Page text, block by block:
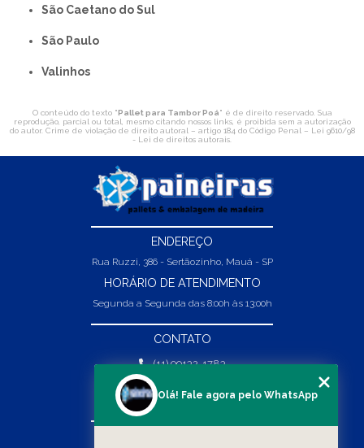
São Caetano do Sul
São Paulo
Valinhos
O conteúdo do texto " Pallet para Tambor Poá" é de direito reservado. Sua
reprodução, parcial ou total, mesmo citando nossos links, é proibida sem a autorização
do autor. Crime de violação de direito autoral – artigo 184 do Código Penal – Lei 9610/98
- Lei de direitos autorais.
ENDEREÇO
Rua Ruzzi, 386 - Sertãozinho, Mauá - SP
HORÁRIO DE ATENDIMENTO
Segunda a Segunda das 8:00h às 13:00h
CONTATO
(11) 99132-1783
(11) 99132-1783
vendas@abpaineiras.com.br
Olá! Fale agora pelo WhatsApp